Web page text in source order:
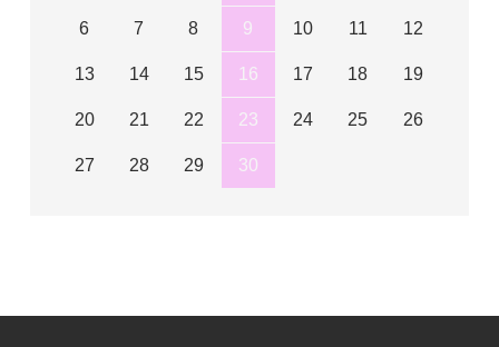
6 7 8 9 10 11 12
13 14 15 16 17 18 19
20 21 22 23 24 25 26
27 28 29 30